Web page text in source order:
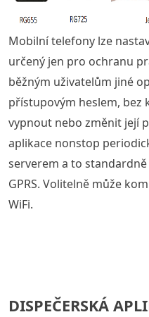
Mobilní telefony lze
určený jen pro ochranu
běžným uživatelům jiné
přístupovým heslem, bez
vypnout nebo změnit její
aplikace nonstop
serverem a to
GPRS. Volitelně může
WiFi.
DISPEČERSKÁ